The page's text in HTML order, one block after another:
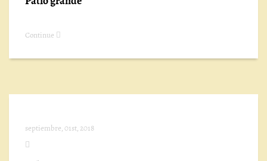
Continue
septiembre, 01st, 2018